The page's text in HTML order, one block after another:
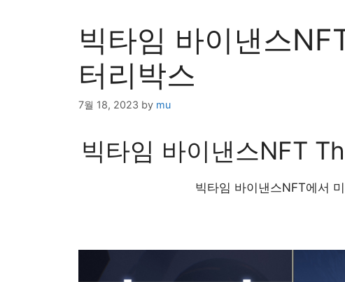
빅타임 바이낸스
터리박스
7월 18, 2023 by mu
빅타임 바이낸스NFT
빅타임 바이낸스NFT에서